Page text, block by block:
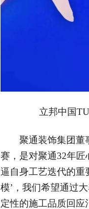
立邦中国
聚通装饰集团董
赛，是对聚通32年
逼自身工艺迭代的重
模’，我们希望通过
定性的施工品质回应